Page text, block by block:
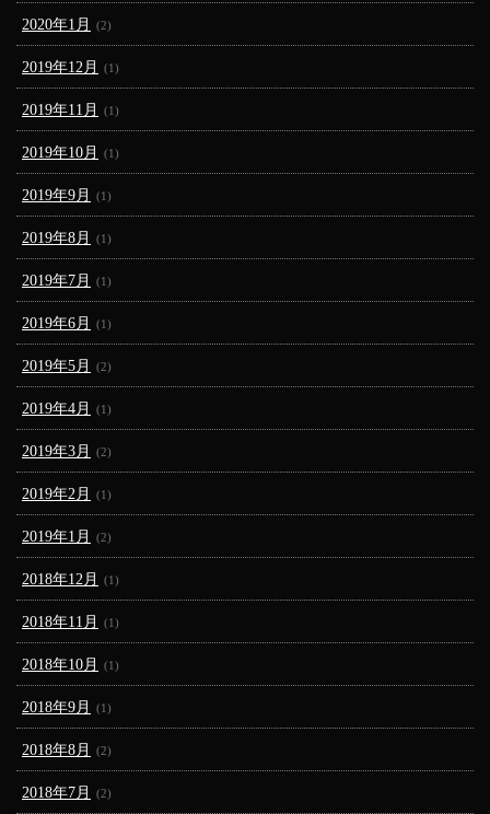
2020年1月 (2)
2019年12月 (1)
2019年11月 (1)
2019年10月 (1)
2019年9月 (1)
2019年8月 (1)
2019年7月 (1)
2019年6月 (1)
2019年5月 (2)
2019年4月 (1)
2019年3月 (2)
2019年2月 (1)
2019年1月 (2)
2018年12月 (1)
2018年11月 (1)
2018年10月 (1)
2018年9月 (1)
2018年8月 (2)
2018年7月 (2)